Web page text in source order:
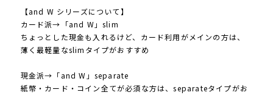
【and W シリーズについて】
カード派→「and W」slim
ちょっとした現金も入れるけど、カード利用がメインの方は、
薄く最軽量なslimタイプがおすすめ
現金派→「and W」separate
紙幣・カード・コイン全てが必須な方は、separateタイプがお